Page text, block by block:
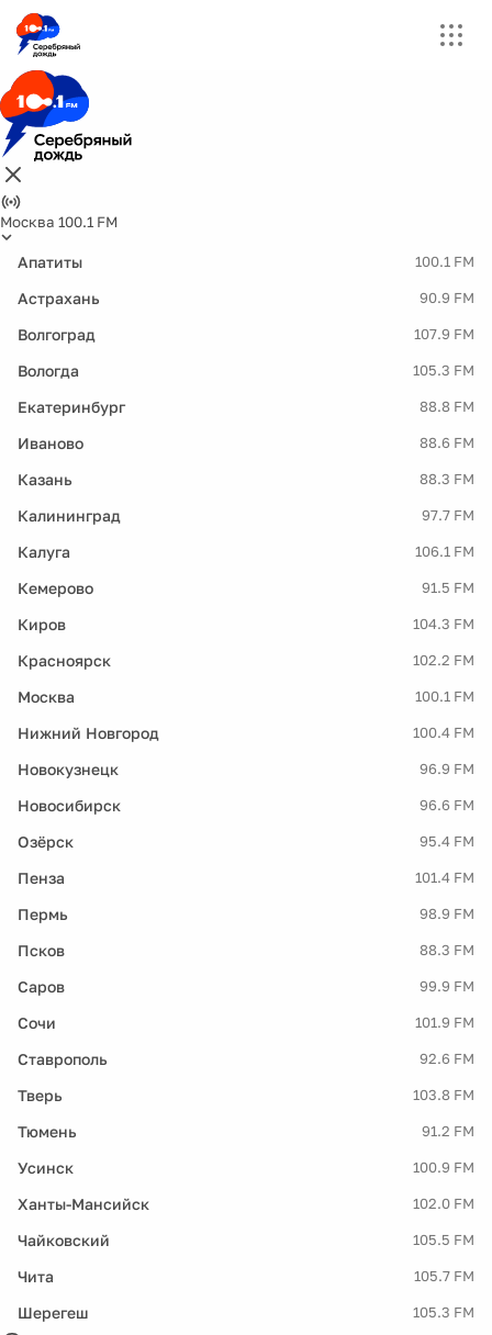
Москва 100.1 FM
Апатиты 100.1 FM
Астрахань 90.9 FM
Волгоград 107.9 FM
Вологда 105.3 FM
Екатеринбург 88.8 FM
Иваново 88.6 FM
Казань 88.3 FM
Калининград 97.7 FM
Калуга 106.1 FM
Кемерово 91.5 FM
Киров 104.3 FM
Красноярск 102.2 FM
Москва 100.1 FM
Нижний Новгород 100.4 FM
Новокузнецк 96.9 FM
Новосибирск 96.6 FM
Озёрск 95.4 FM
Пенза 101.4 FM
Пермь 98.9 FM
Псков 88.3 FM
Саров 99.9 FM
Сочи 101.9 FM
Ставрополь 92.6 FM
Тверь 103.8 FM
Тюмень 91.2 FM
Усинск 100.9 FM
Ханты-Мансийск 102.0 FM
Чайковский 105.5 FM
Чита 105.7 FM
Шерегеш 105.3 FM